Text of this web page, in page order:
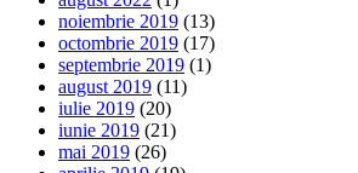
noiembrie 2019 (13)
octombrie 2019 (17)
septembrie 2019 (1)
august 2019 (11)
iulie 2019 (20)
iunie 2019 (21)
mai 2019 (26)